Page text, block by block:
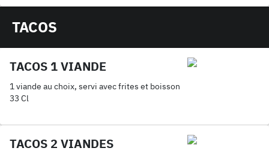
TACOS
TACOS 1 VIANDE
1 viande au choix, servi avec frites et boisson
33 Cl
TACOS 2 VIANDES